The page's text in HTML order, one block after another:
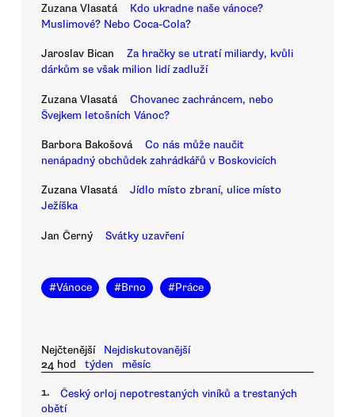
Zuzana Vlasatá
Kdo ukradne naše vánoce?
Muslimové? Nebo Coca-Cola?
Jaroslav Bican
Za hračky se utratí miliardy, kvůli
dárkům se však milion lidí zadluží
Zuzana Vlasatá
Chovanec zachráncem, nebo
Švejkem letošních Vánoc?
Barbora Bakošová
Co nás může naučit
nenápadný obchůdek zahrádkářů v Boskovicích
Zuzana Vlasatá
Jídlo místo zbraní, ulice místo
Ježíška
Jan Černý Svátky uzavření
#Vánoce #Brno #Práce
Nejčtenější
Nejdiskutovanější
24 hod
týden měsíc
1.
Český orloj nepotrestaných viníků a trestaných
obětí